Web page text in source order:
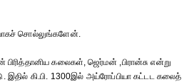
சொல்லுங்களேன்.
பிரித்தானிய கலைகள், ஜெர்மன் ,பிரான்சு என்று
கி.பி. 1300இல் அய்ரோப்பியா கட்டட கலைத்